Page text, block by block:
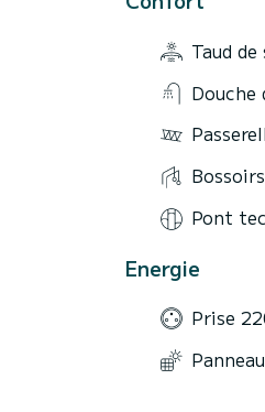
Taud
Douche
Bossoirs
Pont
Energie
Prise